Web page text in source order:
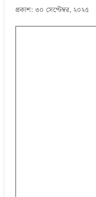
প্রকাশ: ৩০ সেপ্টেম্বর, ২০২৫